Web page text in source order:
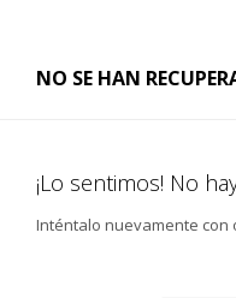
NO SE HAN
¡Lo sentimos! No
Inténtalo nuevamente con